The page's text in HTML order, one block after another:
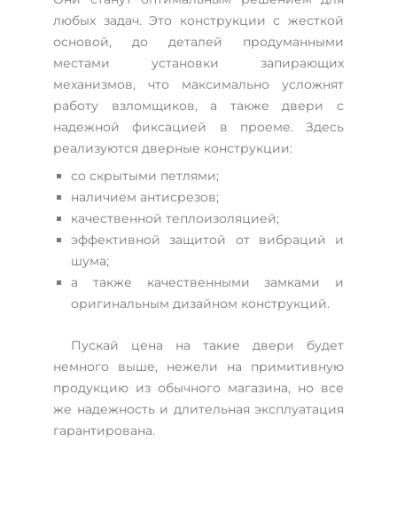
любых задач. Это конструкции с жесткой
основой, до деталей продуманными
местами установки запирающих
механизмов, что максимально усложнят
работу взломщиков, а также двери с
надежной фиксацией в проеме. Здесь
реализуются дверные конструкции:
со скрытыми петлями;
наличием антисрезов;
качественной теплоизоляцией;
эффективной защитой от вибраций и
шума;
а также качественными замками и
оригинальным дизайном конструкций.
Пускай цена на такие двери будет
немного выше, нежели на примитивную
продукцию из обычного магазина, но все
же надежность и длительная эксплуатация
гарантирована.